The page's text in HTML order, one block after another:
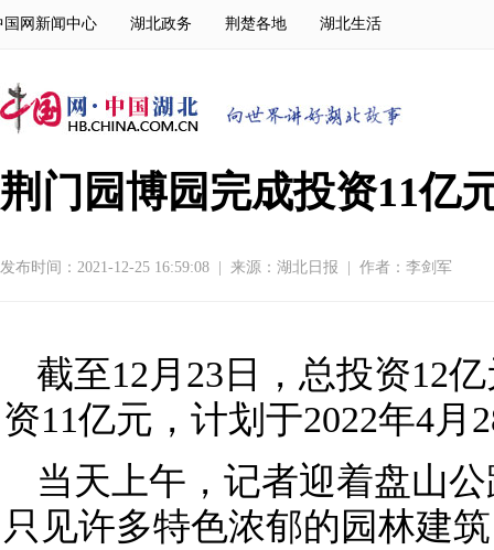
国网新闻中心 湖北政务 荆楚各地 湖北生活
荆门园博园完成投资11亿
发布时间：2021-12-25 16:59:08 来源： 湖北日报 作者：李剑军
截至12月23日，总投资12
资11亿元，计划于2022年4月
当天上午，记者迎着盘山
只见许多特色浓郁的园林建